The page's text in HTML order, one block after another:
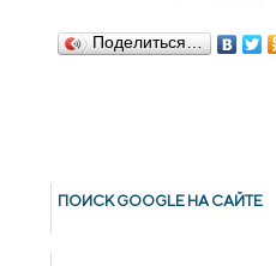
Поделиться…
ПОИСК GOОGLE НА САЙТЕ